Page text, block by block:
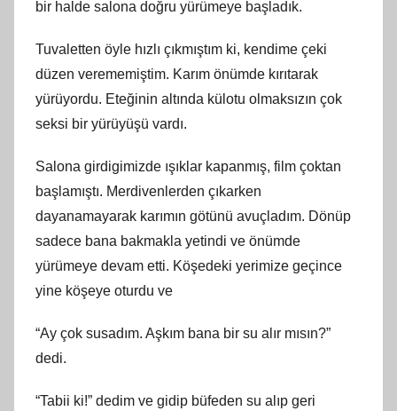
bir halde salona doğru yürümeye başladık.
Tuvaletten öyle hızlı çıkmıştım ki, kendime çeki
düzen verememiştim. Karım önümde kırıtarak
yürüyordu. Eteğinin altında külotu olmaksızın çok
seksi bir yürüyüşü vardı.
Salona girdigimizde ışıklar kapanmış, film çoktan
başlamıştı. Merdivenlerden çıkarken
dayanamayarak karımın götünü avuçladım. Dönüp
sadece bana bakmakla yetindi ve önümde
yürümeye devam etti. Köşedeki yerimize geçince
yine köşeye oturdu ve
“Ay çok susadım. Aşkım bana bir su alır mısın?”
dedi.
“Tabii ki!” dedim ve gidip büfeden su alıp geri